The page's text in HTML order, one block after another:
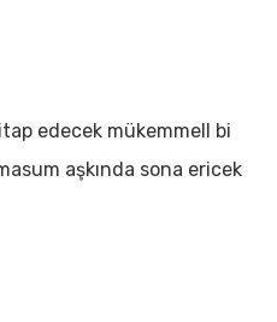
edecek mükemmell bi
aşkında sona ericek